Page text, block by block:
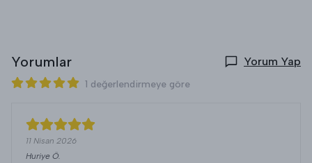
Yorumlar Yorum Yap
1 değerlendirmeye göre
11 Nisan 2026
Huriye Ö.